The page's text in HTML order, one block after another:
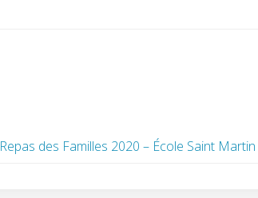
Repas des Familles 2020 – École Saint Martin